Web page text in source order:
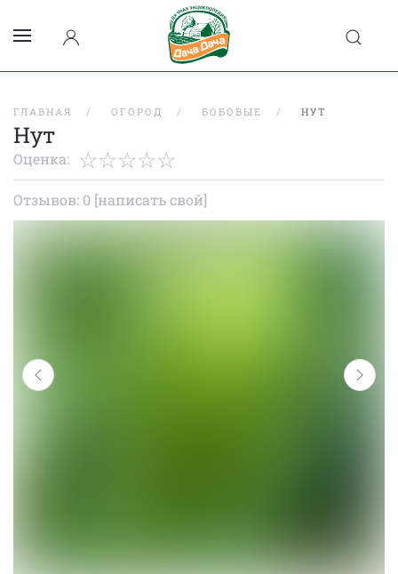
ГЛАВНАЯ ОГОРОД БОБОВЫЕ НУТ
Нут
Оценка:
Отзывов: 0 [написать свой]